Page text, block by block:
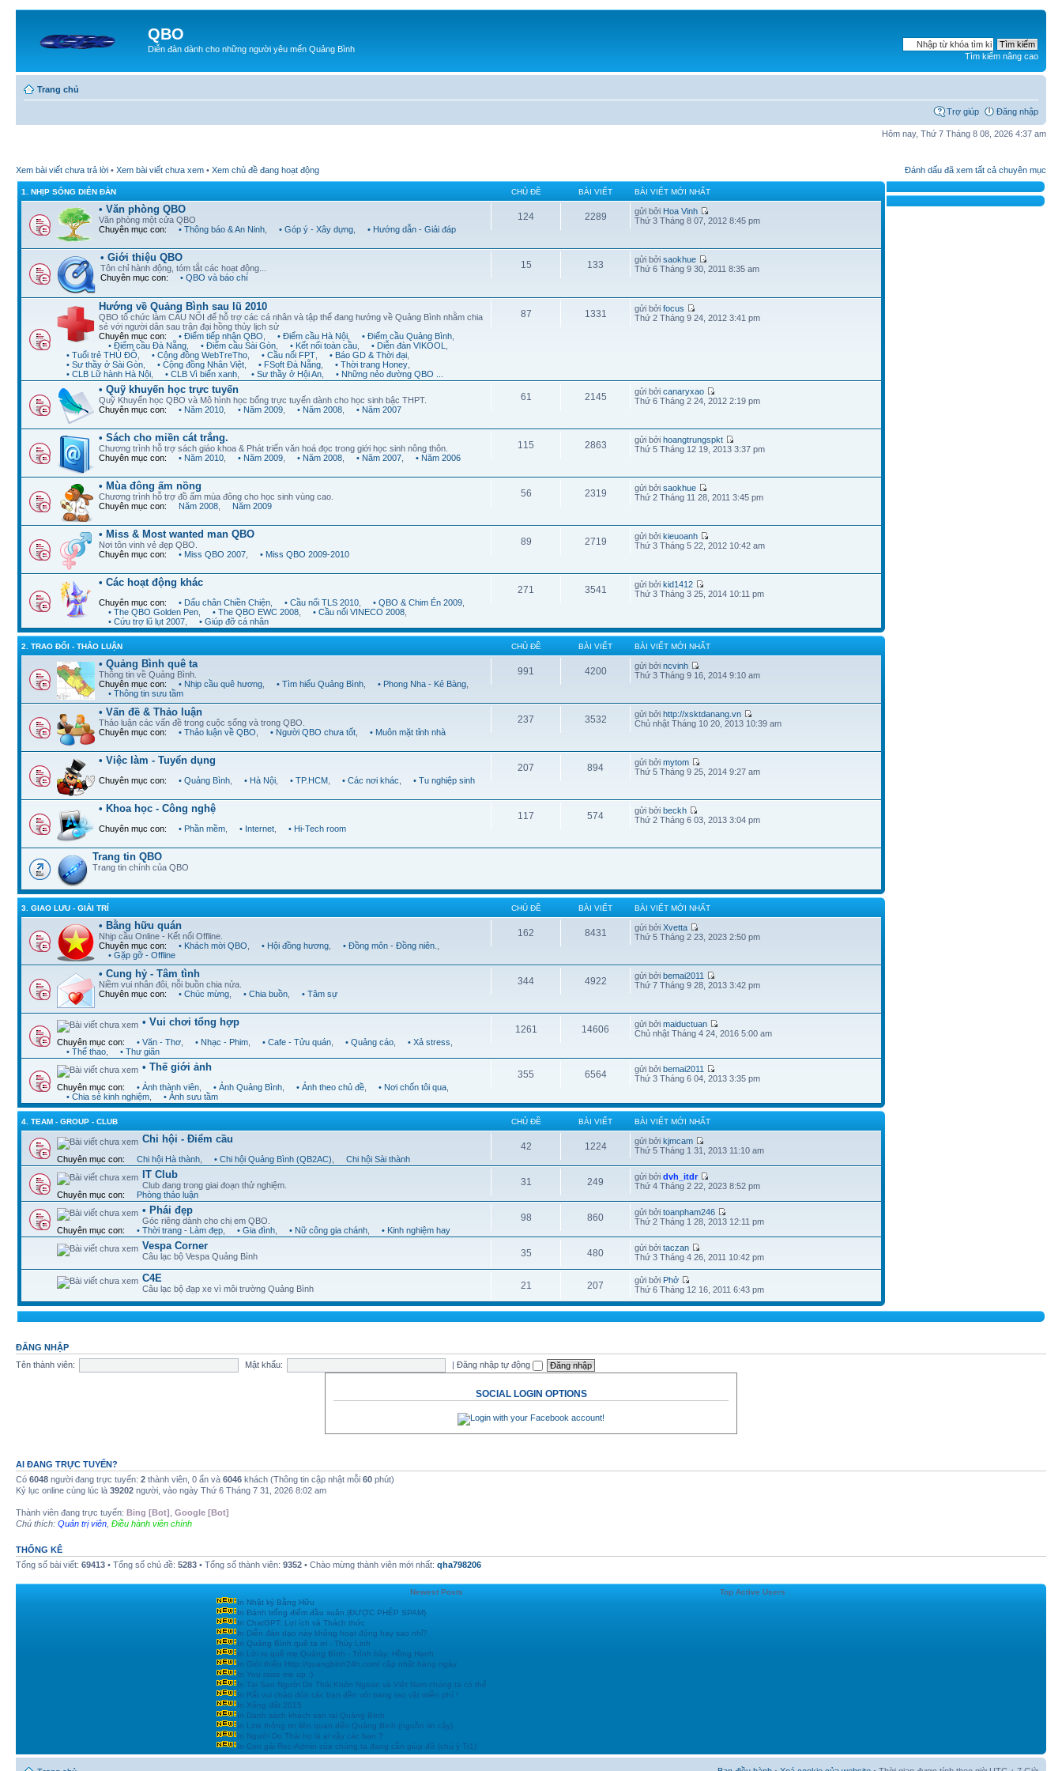
QBO
Diễn đàn dành cho những người yêu mến Quảng Bình
Tìm kiếm nâng cao
Trang chủ
Trợ giúp Đăng nhập
Hôm nay, Thứ 7 Tháng 8 08, 2026 4:37 am
Xem bài viết chưa trả lời • Xem bài viết chưa xem • Xem chủ đề đang hoạt động Đánh dấu đã xem tất cả chuyên mục
1. NHỊP SỐNG DIỄN ĐÀN CHỦ ĐỀ BÀI VIẾT BÀI VIẾT MỚI NHẤT
• Văn phòng QBO
Văn phòng một cửa QBO
Chuyên mục con:
• Thông báo & An Ninh • Góp ý - Xây dựng • Hướng dẫn - Giải đáp
124 2289 gửi bởi Hoa Vinh
Thứ 3 Tháng 8 07, 2012 8:45 pm
• Giới thiệu QBO
Tôn chỉ hành động, tóm tắt các hoạt động...
Chuyên mục con:
• QBO và báo chí
15 133 gửi bởisaokhue
Thứ 6 Tháng 9 30, 2011 8:35 am
Hướng về Quảng Bình sau lũ 2010
QBO tổ chức làm CẦU NỐI để hỗ trợ các cá nhân và tập thể đang hướng về Quảng Bình nhằm chia
sẻ với người dân sau trận đại hồng thủy lịch sử
Chuyên mục con:
• Điểm tiếp nhận QBO • Điểm cầu Hà Nội • Điểm cầu Quảng Bình
• Điểm cầu Đà Nẵng
• Điểm cầu Sài Gòn • Kết nối toàn cầu • Diễn đàn VIKOOL
• Tuổi trẻ THỦ ĐÔ
• Cộng đồng WebTreTho • Cầu nối FPT • Báo GD & Thời đại
• Sư thầy ở Sài Gòn
• Cộng đồng Nhân Việt • FSoft Đà Nẵng • Thời trang Honey
• CLB Lữ hành Hà Nội
• CLB Vì biển xanh • Sư thầy ở Hội An • Những nẻo đường QBO ...
87 1331 gửi bởifocus
Thứ 2 Tháng 9 24, 2012 3:41 pm
• Quỹ khuyến học trực tuyến
Quỹ Khuyến học QBO và Mô hình học bổng trực tuyến dành cho học sinh bậc THPT.
Chuyên mục con:
• Năm 2010 • Năm 2009 • Năm 2008 • Năm 2007
61 2145 gửi bởicanaryxao
Thứ 6 Tháng 2 24, 2012 2:19 pm
• Sách cho miền cát trắng.
Chương trình hỗ trợ sách giáo khoa & Phát triển văn hoá đọc trong giới học sinh nông thôn.
Chuyên mục con:
• Năm 2010 • Năm 2009 • Năm 2008 • Năm 2007 • Năm 2006
115 2863 gửi bởihoangtrungspkt
Thứ 5 Tháng 12 19, 2013 3:37 pm
• Mùa đông ấm nồng
Chương trình hỗ trợ đồ ấm mùa đông cho học sinh vùng cao.
Chuyên mục con:
Năm 2008 Năm 2009
56 2319 gửi bởisaokhue
Thứ 2 Tháng 11 28, 2011 3:45 pm
• Miss & Most wanted man QBO
Nơi tôn vinh vẻ đẹp QBO.
Chuyên mục con:
• Miss QBO 2007 • Miss QBO 2009-2010
89 2719 gửi bởikieuoanh
Thứ 3 Tháng 5 22, 2012 10:42 am
• Các hoạt động khác
Chuyên mục con: • Dấu chân Chiền Chiện • Cầu nối TLS 2010 • QBO & Chim Én 2009
• The QBO Golden Pen
• The QBO EWC 2008 • Cầu nối VINECO 2008
• Cứu trợ lũ lụt 2007
• Giúp đỡ cá nhân
271 3541 gửi bởikid1412
Thứ 3 Tháng 3 25, 2014 10:11 pm
2. TRAO ĐỔI - THẢO LUẬN CHỦ ĐỀ BÀI VIẾT BÀI VIẾT MỚI NHẤT
• Quảng Bình quê ta
Thông tin về Quảng Bình.
Chuyên mục con:
• Nhịp cầu quê hương • Tìm hiểu Quảng Bình • Phong Nha - Kẻ Bàng
• Thông tin sưu tầm
991 4200 gửi bởincvinh
Thứ 3 Tháng 9 16, 2014 9:10 am
• Vấn đề & Thảo luận
Thảo luận các vấn đề trong cuộc sống và trong QBO.
Chuyên mục con:
• Thảo luận về QBO • Người QBO chưa tốt • Muôn mặt tỉnh nhà
237 3532 gửi bởihttp://xsktdanang.vn
Chủ nhật Tháng 10 20, 2013 10:39 am
• Việc làm - Tuyển dụng
Chuyên mục con: • Quảng Bình • Hà Nội • TP.HCM • Các nơi khác • Tu nghiệp sinh
207 894 gửi bởimytom
Thứ 5 Tháng 9 25, 2014 9:27 am
• Khoa học - Công nghệ
Chuyên mục con: • Phần mềm • Internet • Hi-Tech room
117 574 gửi bởibeckh
Thứ 2 Tháng 6 03, 2013 3:04 pm
Trang tin QBO
Trang tin chính của QBO
3. GIAO LƯU - GIẢI TRÍ CHỦ ĐỀ BÀI VIẾT BÀI VIẾT MỚI NHẤT
• Bằng hữu quán
Nhịp cầu Online - Kết nối Offline.
Chuyên mục con:
• Khách mời QBO • Hội đồng hương • Đồng môn - Đồng niên.
• Gặp gỡ - Offline
162 8431 gửi bởiXvetta
Thứ 5 Tháng 2 23, 2023 2:50 pm
• Cung hỷ - Tâm tình
Niềm vui nhân đôi, nỗi buồn chia nửa.
Chuyên mục con:
• Chúc mừng • Chia buồn • Tâm sự
344 4922 gửi bởibemai2011
Thứ 7 Tháng 9 28, 2013 3:42 pm
• Vui chơi tổng hợp
Chuyên mục con: • Văn - Thơ • Nhạc - Phim • Cafe - Tửu quán • Quảng cáo • Xả stress
• Thể thao
• Thư giãn
1261 14606 gửi bởimaiductuan
Chủ nhật Tháng 4 24, 2016 5:00 am
• Thế giới ảnh
Chuyên mục con: • Ảnh thành viên • Ảnh Quảng Bình • Ảnh theo chủ đề • Nơi chốn tôi qua
• Chia sẻ kinh nghiệm
• Ảnh sưu tầm
355 6564 gửi bởibemai2011
Thứ 3 Tháng 6 04, 2013 3:35 pm
4. TEAM - GROUP - CLUB CHỦ ĐỀ BÀI VIẾT BÀI VIẾT MỚI NHẤT
Chi hội - Điểm cầu
Chuyên mục con: Chi hội Hà thành • Chi hội Quảng Bình (QB2AC) Chi hội Sài thành
42 1224 gửi bởikjmcam
Thứ 5 Tháng 1 31, 2013 11:10 am
IT Club
Club đang trong giai đoạn thử nghiệm.
Chuyên mục con:
Phòng thảo luận
31 249 gửi bởidvh_itdr
Thứ 4 Tháng 2 22, 2023 8:52 pm
• Phái đẹp
Góc riêng dành cho chị em QBO.
Chuyên mục con:
• Thời trang - Làm đẹp • Gia đình • Nữ công gia chánh • Kinh nghiệm hay
98 860 gửi bởitoanpham246
Thứ 2 Tháng 1 28, 2013 12:11 pm
Vespa Corner
Câu lạc bộ Vespa Quảng Bình 35 480 gửi bởitaczan
Thứ 3 Tháng 4 26, 2011 10:42 pm
C4E
Câu lạc bộ đạp xe vì môi trường Quảng Bình 21 207 gửi bởi Phở
Thứ 6 Tháng 12 16, 2011 6:43 pm
ĐĂNG NHẬP
Tên thành viên:
Mật khẩu: |Đăng nhập tự động
SOCIAL LOGIN OPTIONS
AI ĐANG TRỰC TUYẾN?
Có 6048 người đang trực tuyến: 2 thành viên, 0 ẩn và 6046 khách (Thông tin cập nhật mỗi 60 phút)
Kỷ lục online cùng lúc là 39202 người, vào ngày Thứ 6 Tháng 7 31, 2026 8:02 am
Thành viên đang trực tuyến: Bing [Bot] Google [Bot]
Chú thích: Quản trị viên Điều hành viên chính
THỐNG KÊ
Tổng số bài viết: 69413 • Tổng số chủ đề: 5283 • Tổng số thành viên: 9352 • Chào mừng thành viên mới nhất: qha798206
Newest Posts
Top Active Users
In Nhật ký Bằng Hữu
In Đánh trống điểm đầu xuân (ĐƯỢC PHÉP SPAM)
In ChatGPT: Lợi ích và Thách thức
In Diễn đàn dạo này không hoạt động hay sao nhỉ?
In Quảng Bình quê ta ơi - Thùy Linh
In Lời ru quê mẹ Quảng Bình - Trình bày: Hồng Hạnh
In Giới thiệu Http://quangbinh24h.com/ cập nhật hàng ngày
In You raise me up :)
In Tại Sao Người Do Thái Khôn Ngoan và Việt Nam chúng ta có thể
In Rất vui chào đón các bạn đền với trang rao vặt miễn phí !
In Xông đất 2015
In Danh sách khách sạn tại Quảng Bình
In Link thông tin liên quan đến Quảng Binh (nguồn tin cậy)
In Người Do Thái họ là ai vậy các bạn ?
In Con gái Rec-Admin của chúng ta đang cần giúp đỡ (chú ý Tr1)